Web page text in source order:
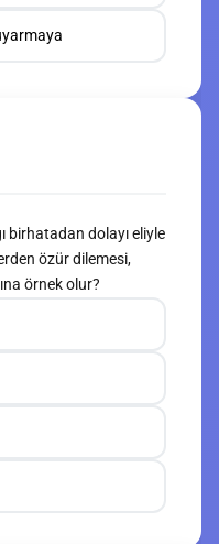
birhatadan dolayı eliyle
özür dilemesi,
örnek olur?